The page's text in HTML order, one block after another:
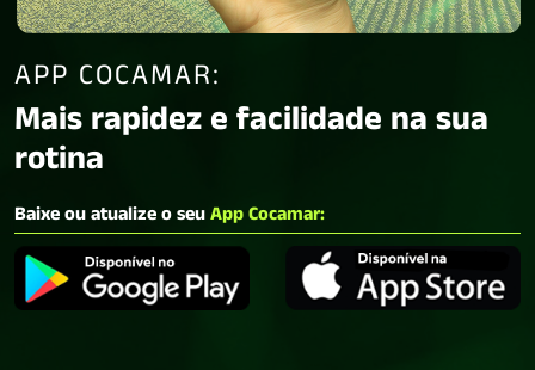
APP COCAMAR:
Mais rapidez e facilidade na sua
rotina
Baixe ou atualize o seuApp Cocamar: